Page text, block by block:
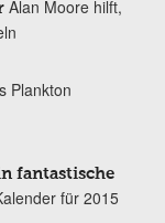
Alan Moore hilft,
Plankton
fantastische
für 2015